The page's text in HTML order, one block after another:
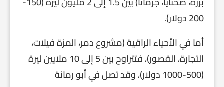
200 دولار).
أما في الأحياء الراقية (مشروع دمر، المزة فيلات،
التجارة، القصور)، فتتراوح بين 5 إلى 10 ملايين ليرة
(500-1000 دولار)، وقد تصل في أبو رمانة